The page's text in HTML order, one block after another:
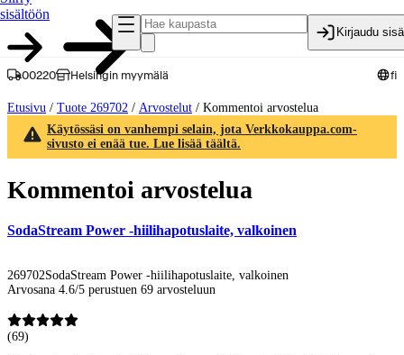
sisältöön
Kirjaudu
00220 Helsingin myymälä fi
Etusivu / Tuote 269702 / Arvostelut / Kommentoi arvostelua
Käytössäsi on vanhempi selain, jota Verkkokauppa.com-
sivusto ei enää tue. Lue lisää täältä.
Kommentoi arvostelua
SodaStream Power -hiilihapotuslaite, valkoinen
269702SodaStream Power -hiilihapotuslaite, valkoinen
Arvosana 4.6/5 perustuen 69 arvosteluun
(69)